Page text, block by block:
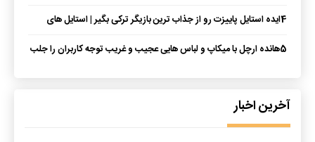
4ایده استایل پاییزت رو از جذاب ترین بازیگر ترکی بگیر | استایل های
5هانده ارچل با میکاپ و لباس‌ هایی عجیب و غریب توجه کاربران را جلب
آخرین اخبار